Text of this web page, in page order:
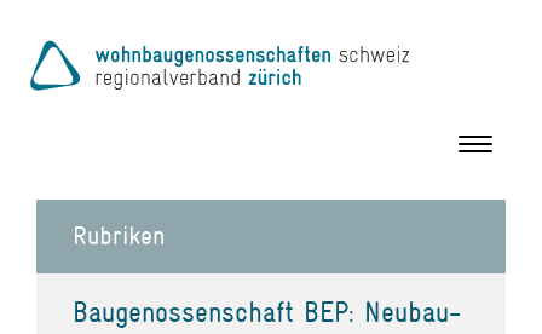
Toggle
Rubriken
Baugenossenschaft BEP: Neubau-